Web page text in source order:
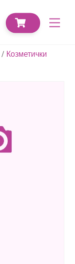
CART
/ Козметички